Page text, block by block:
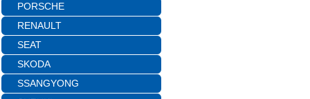
PORSCHE
RENAULT
SEAT
SKODA
SSANGYONG